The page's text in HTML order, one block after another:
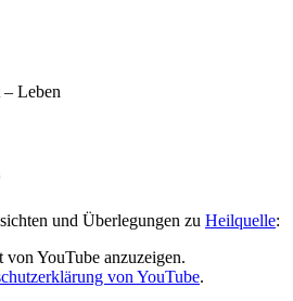
Leben
und Überlegungen zu Heilquelle:
YouTube anzuzeigen.
von YouTube.